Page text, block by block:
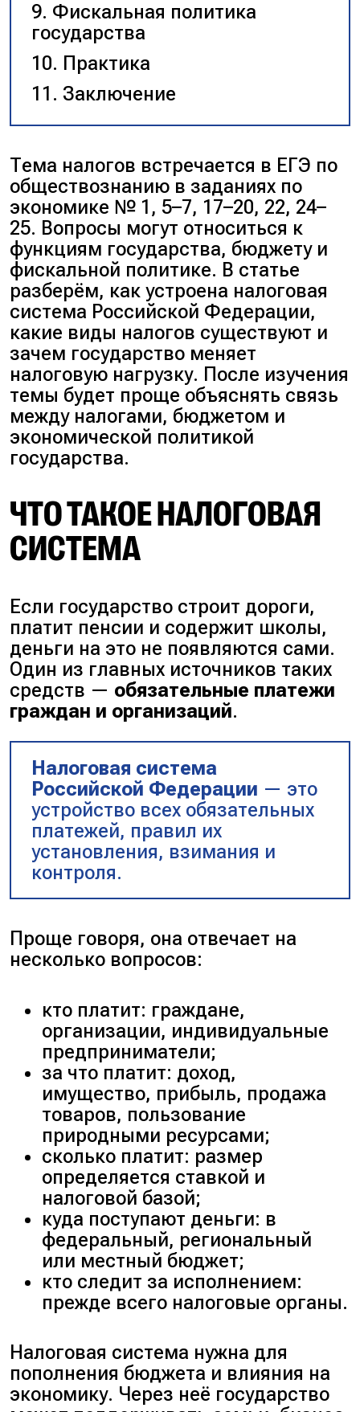
Фискальная политика
государства
Практика
Заключение
Тема налогов встречается в ЕГЭ по
обществознанию в заданиях по
экономике № 1, 5–7, 17–20, 22, 24–
25. Вопросы могут относиться к
функциям государства, бюджету и
фискальной политике. В статье
разберём, как устроена налоговая
система Российской Федерации,
какие виды налогов существуют и
зачем государство меняет
налоговую нагрузку. После изучения
темы будет проще объяснять связь
между налогами, бюджетом и
экономической политикой
государства.
ЧТО ТАКОЕ НАЛОГОВАЯ
СИСТЕМА
Если государство строит дороги,
платит пенсии и содержит школы,
деньги на это не появляются сами.
Один из главных источников таких
средств — обязательные платежи
граждан и организаций.
Налоговая система
Российской Федерации — это
устройство всех обязательных
платежей, правил их
установления, взимания и
контроля.
Проще говоря, она отвечает на
несколько вопросов:
кто платит: граждане,
организации, индивидуальные
предприниматели;
за что платит: доход,
имущество, прибыль, продажа
товаров, пользование
природными ресурсами;
сколько платит: размер
определяется ставкой и
налоговой базой;
куда поступают деньги: в
федеральный, региональный
или местный бюджет;
кто следит за исполнением:
прежде всего налоговые органы.
Налоговая система нужна для
пополнения бюджета и влияния на
экономику. Через неё государство